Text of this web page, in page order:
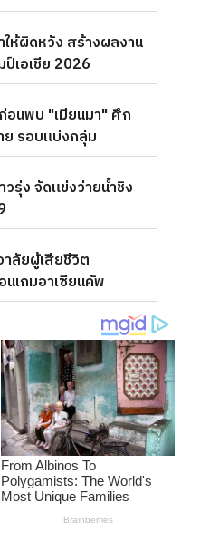
ห้ผิดหวัง สร้างผลงาน
เอเชีย 2026
นพบ "เมียนมา" ศึก
รอบแบ่งกลุ่ม
รุ่ง จัดแข่งว่ายน้ำชิง
ลัยผู้เสียชีวิต
เกมอาเซียนคัพ